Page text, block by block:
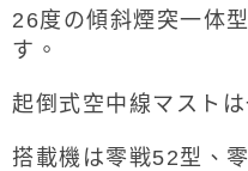
26度の傾斜煙突一体
す。
起倒式空中線マストは
搭載機は零戦52型、